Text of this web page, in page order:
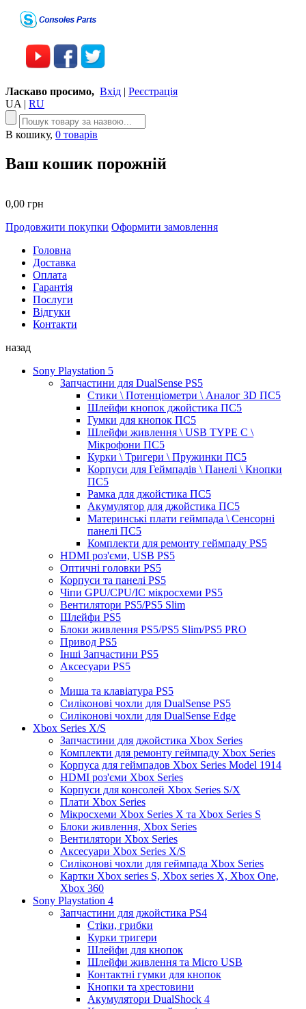
Ласкаво просимо, Вхід | Реєстрація
UA | RU
В кошику, 0 товарів
Ваш кошик порожній
0,00 грн
Продовжити покупки Оформити замовлення
Головна
Доставка
Оплата
Гарантія
Послуги
Відгуки
Контакти
назад
Sony Playstation 5
Запчастини для DualSense PS5
Стики \ Потенціометри \ Аналог 3D ПС5
Шлейфи кнопок джойстика ПС5
Гумки для кнопок ПС5
Шлейфи живлення \ USB TYPE C \
Мікрофони ПС5
Курки \ Тригери \ Пружинки ПС5
Корпуси для Геймпадів \ Панелі \ Кнопки
ПС5
Рамка для джойстика ПС5
Акумулятор для джойстика ПС5
Материнські плати геймпада \ Сенсорні
панелі ПС5
Комплекти для ремонту геймпаду PS5
HDMI роз'єми, USB PS5
Оптичні головки PS5
Корпуси та панелі PS5
Чіпи GPU/CPU/IC мікросхеми PS5
Вентилятори PS5/PS5 Slim
Шлейфи PS5
Блоки живлення PS5/PS5 Slim/PS5 PRO
Привод PS5
Інші Запчастини PS5
Аксесуари PS5
Миша та клавіатура PS5
Силіконові чохли для DualSense PS5
Силіконові чохли для DualSense Edge
Xbox Series X/S
Запчастини для джойстика Xbox Series
Комплекти для ремонту геймпаду Xbox Series
Корпуса для геймпадов Xbox Series Model 1914
HDMI роз'єми Xbox Series
Корпуси для консолей Xbox Series S/X
Плати Xbox Series
Мікросхеми Xbox Series X та Xbox Series S
Блоки живлення, Xbox Series
Вентилятори Xbox Series
Аксесуари Xbox Series X/S
Силіконові чохли для геймпада Xbox Series
Картки Xbox series S, Xbox series X, Xbox One,
Xbox 360
Sony Playstation 4
Запчастини для джойстика PS4
Стіки, грибки
Курки тригери
Шлейфи для кнопок
Шлейфи живлення та Micro USB
Контактні гумки для кнопок
Кнопки та хрестовини
Акумулятори DualShock 4